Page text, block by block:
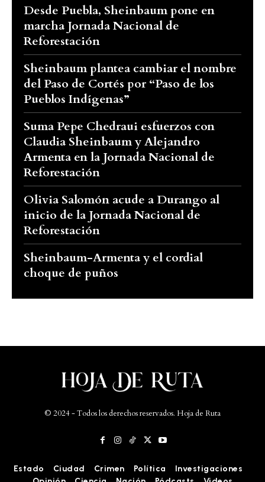
Desde Puebla, Sheinbaum pone en
marcha Jornada Nacional de
Reforestación
Sheinbaum plantea cambiar el nombre
del Paso de Cortés por “Paso de los
Pueblos Indígenas”
Suma Pepe Chedraui esfuerzos con
Claudia Sheinbaum y Alejandro
Armenta en la Jornada Nacional de
Reforestación
Olivia Salomón acude a Durango al
inicio de la Jornada Nacional de
Reforestación
Sheinbaum-Armenta y el cordial
choque de puños
© 2024 - Todos los derechos reservados. Hoja de Ruta
Estado Ciudad Crimen Política
Investigaciones